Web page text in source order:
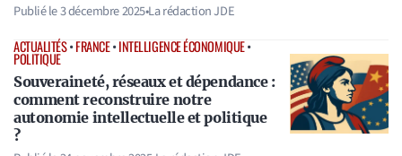
Publié le3 décembre 2025•La rédaction JDE
ACTUALITÉS•FRANCE•INTELLIGENCE ÉCONOMIQUE•
POLITIQUE
Souveraineté, réseaux et dépendance :
comment reconstruire notre
autonomie intellectuelle et politique
?